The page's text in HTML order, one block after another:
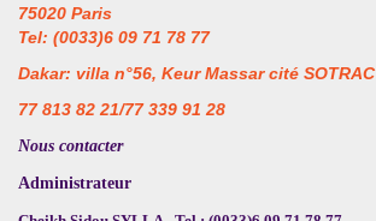
75020 Paris
Tel: (0033)6 09 71 78 77
Dakar: villa n°56, Keur Massar cité SOTRAC
77 813 82 21/77 339 91 28
Nous contacter
Administrateur